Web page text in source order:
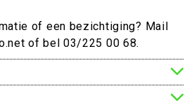
of een bezichtiging? Mail
of bel 03/225 00 68.